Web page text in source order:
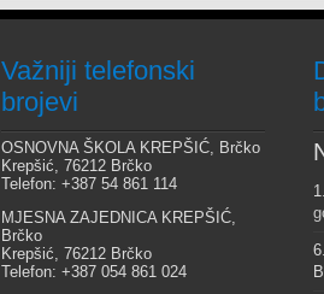
Važniji telefonski
brojevi
OSNOVNA ŠKOLA KREPŠIĆ, Brčko
Krepšić, 76212 Brčko
Telefon: +387 54 861 114
MJESNA ZAJEDNICA KREPŠIĆ,
Brčko
Krepšić, 76212 Brčko
Telefon: +387 054 861 024